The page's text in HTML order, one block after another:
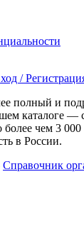
/
полный и
каталоге —
более чем 3
в России.
Справочник